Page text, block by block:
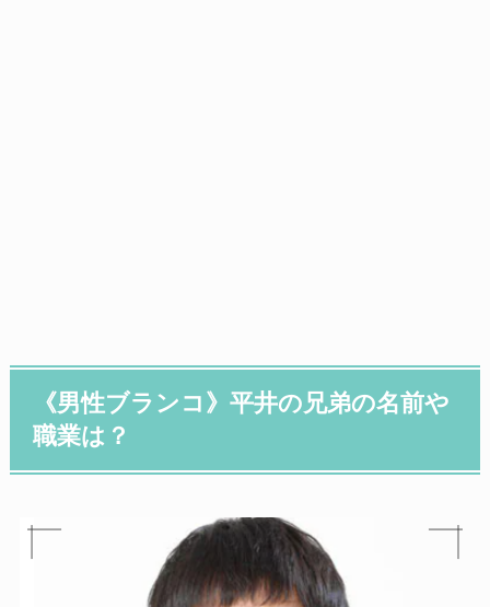
《男性ブランコ》平井の兄弟の名前や
職業は？